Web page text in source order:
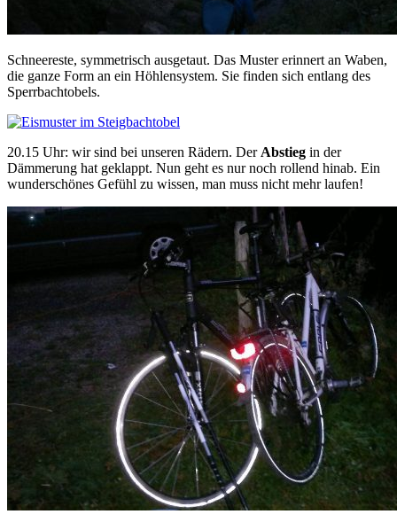
Schneereste, symmetrisch ausgetaut. Das Muster erinnert an Waben,
die ganze Form an ein Höhlensystem. Sie finden sich entlang des
Sperrbachtobels.
20.15 Uhr: wir sind bei unseren Rädern. Der Abstieg in der
Dämmerung hat geklappt. Nun geht es nur noch rollend hinab. Ein
wunderschönes Gefühl zu wissen, man muss nicht mehr laufen!